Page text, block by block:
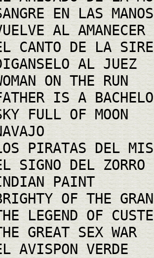
EN LAS MANOS
AL AMANECER
CANTO DE LA
AL JUEZ
ON THE RUN
IS A
FULL OF MOON
PIRATAS DEL
SIGNO DEL ZORRO
PAINT
OF THE
LEGEND OF
GREAT SEX WAR
AVISPON VERDE